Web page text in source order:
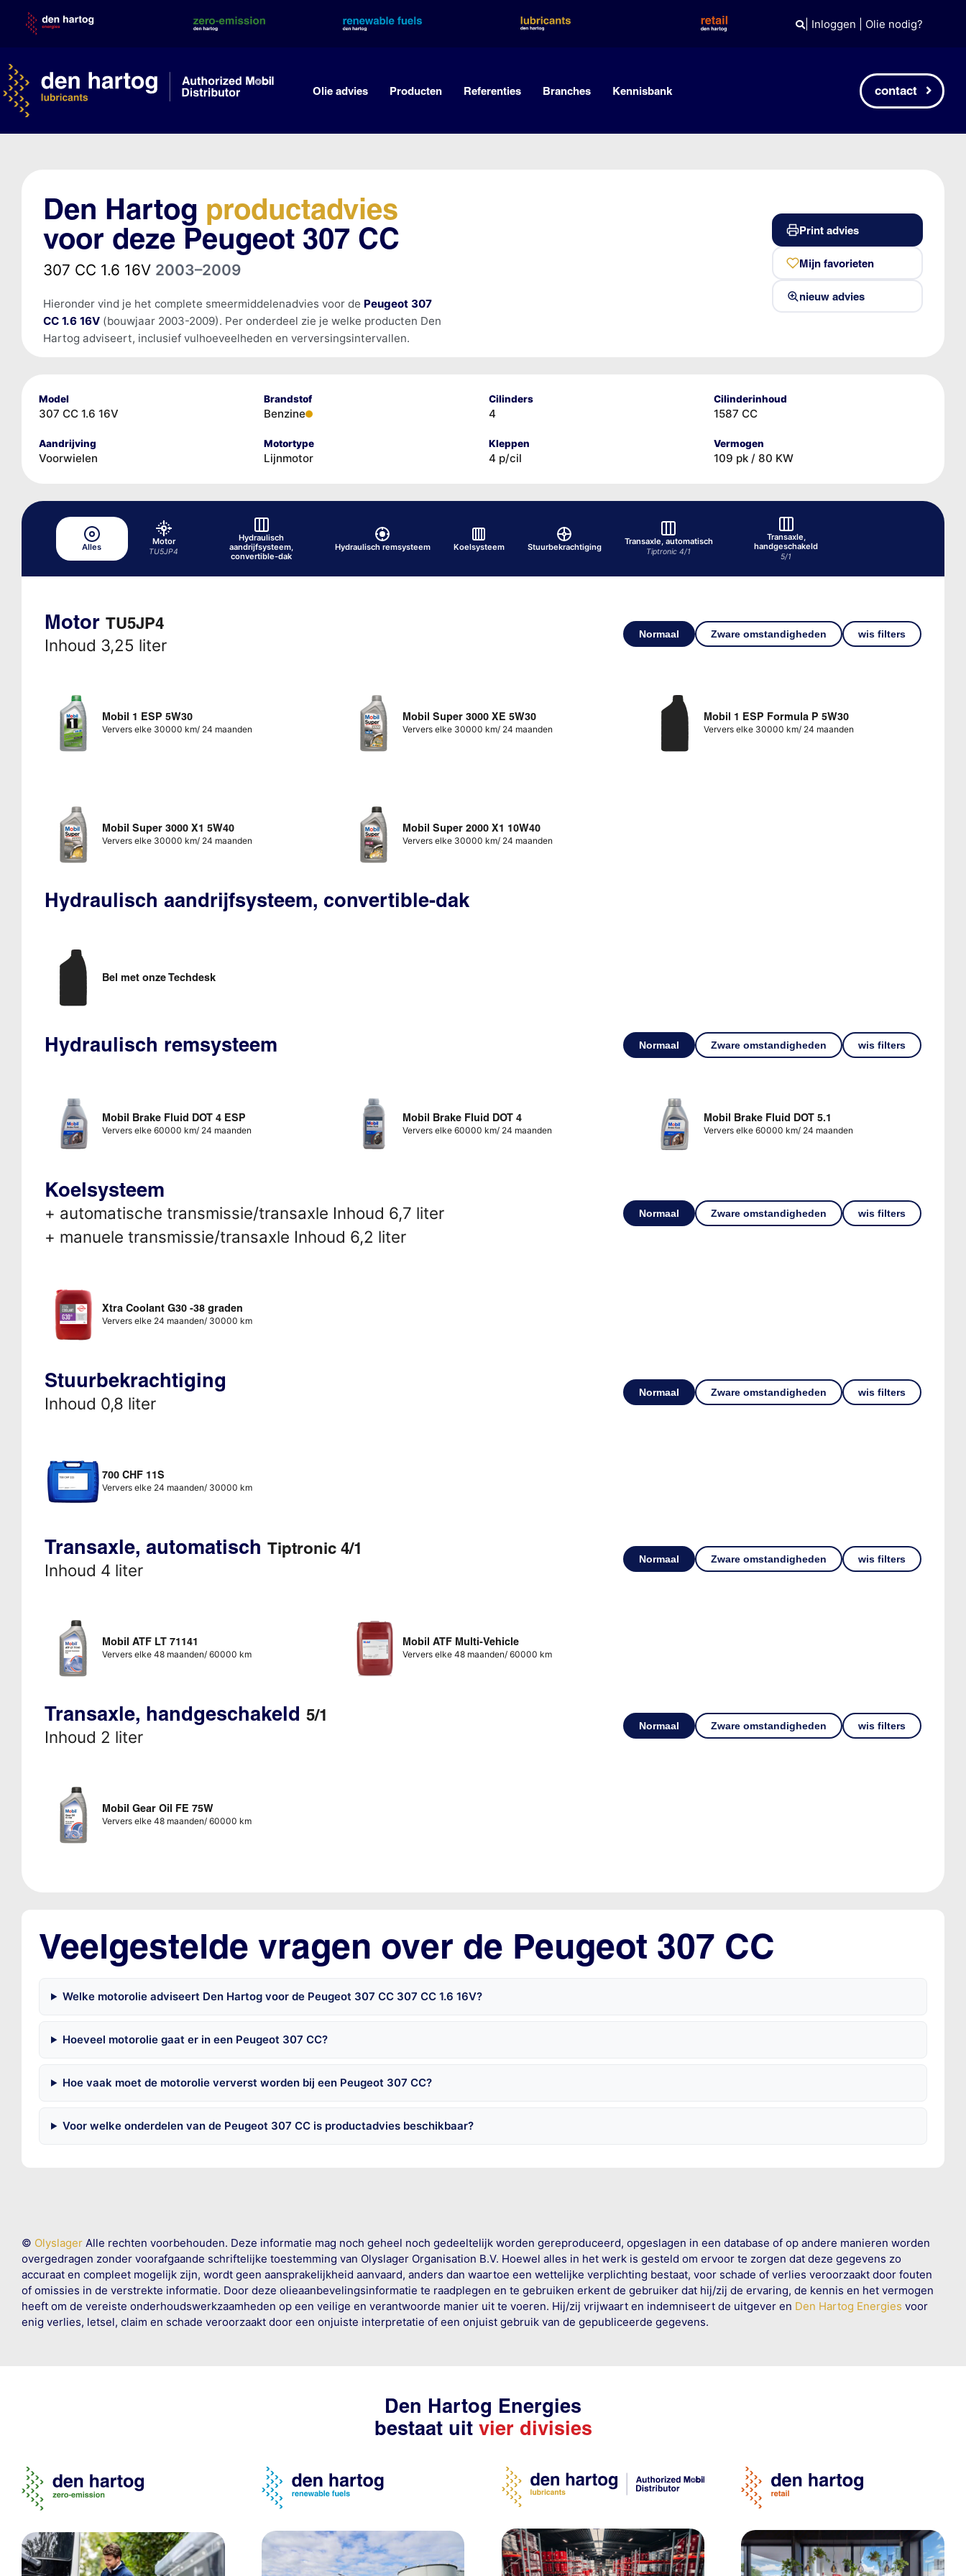
content
| Inloggen Olie nodig?
Olie advies Producten Referenties Branches Kennisbank contact
Den Hartog productadvies
voor deze Peugeot 307 CC
307 CC 1.6 16V 2003–2009
Hieronder vind je het complete smeermiddelenadvies voor de Peugeot 307
CC 1.6 16V(bouwjaar 2003-2009). Per onderdeel zie je welke producten Den
Hartog adviseert, inclusief vulhoeveelheden en verversingsintervallen.
Print advies
Mijn favorieten
nieuw advies
Model
307 CC 1.6 16V
Brandstof
Benzine
Cilinders
4
Cilinderinhoud
1587 CC
Aandrijving
Voorwielen
Motortype
Lijnmotor
Kleppen
4 p/cil
Vermogen
109 pk / 80 KW
Alles
Motor
TU5JP4
Hydraulisch
aandrijfsysteem,
convertible-dak
Hydraulisch remsysteem Koelsysteem Stuurbekrachtiging
Transaxle, automatisch
Tiptronic 4/1
Transaxle,
handgeschakeld
5/1
Motor TU5JP4
Inhoud 3,25 liter
Normaal Zware omstandigheden wis filters
Mobil 1 ESP 5W30
Ververs elke 30000 km/ 24 maanden
Mobil Super 3000 XE 5W30
Ververs elke 30000 km/ 24 maanden
Mobil 1 ESP Formula P 5W30
Ververs elke 30000 km/ 24 maanden
Mobil Super 3000 X1 5W40
Ververs elke 30000 km/ 24 maanden
Mobil Super 2000 X1 10W40
Ververs elke 30000 km/ 24 maanden
Hydraulisch aandrijfsysteem, convertible-dak
Bel met onze Techdesk
Hydraulisch remsysteem Normaal Zware omstandigheden wis filters
Mobil Brake Fluid DOT 4 ESP
Ververs elke 60000 km/ 24 maanden
Mobil Brake Fluid DOT 4
Ververs elke 60000 km/ 24 maanden
Mobil Brake Fluid DOT 5.1
Ververs elke 60000 km/ 24 maanden
Koelsysteem
+ automatische transmissie/transaxle Inhoud 6,7 liter
+ manuele transmissie/transaxle Inhoud 6,2 liter
Normaal Zware omstandigheden wis filters
Xtra Coolant G30 -38 graden
Ververs elke 24 maanden/ 30000 km
Stuurbekrachtiging
Inhoud 0,8 liter
Normaal Zware omstandigheden wis filters
700 CHF 11S
Ververs elke 24 maanden/ 30000 km
Transaxle, automatisch Tiptronic 4/1
Inhoud 4 liter
Normaal Zware omstandigheden wis filters
Mobil ATF LT 71141
Ververs elke 48 maanden/ 60000 km
Mobil ATF Multi-Vehicle
Ververs elke 48 maanden/ 60000 km
Transaxle, handgeschakeld 5/1
Inhoud 2 liter
Normaal Zware omstandigheden wis filters
Mobil Gear Oil FE 75W
Ververs elke 48 maanden/ 60000 km
Veelgestelde vragen over de Peugeot 307 CC
Welke motorolie adviseert Den Hartog voor de Peugeot 307 CC 307 CC 1.6 16V?
Hoeveel motorolie gaat er in een Peugeot 307 CC?
Hoe vaak moet de motorolie ververst worden bij een Peugeot 307 CC?
Voor welke onderdelen van de Peugeot 307 CC is productadvies beschikbaar?
© OlyslagerAlle rechten voorbehouden. Deze informatie mag noch geheel noch gedeeltelijk worden gereproduceerd, opgeslagen in een database of op andere manieren worden
overgedragen zonder voorafgaande schriftelijke toestemming van Olyslager Organisation B.V. Hoewel alles in het werk is gesteld om ervoor te zorgen dat deze gegevens zo
accuraat en compleet mogelijk zijn, wordt geen aansprakelijkheid aanvaard, anders dan waartoe een wettelijke verplichting bestaat, voor schade of verlies veroorzaakt door fouten
of omissies in de verstrekte informatie. Door deze olieaanbevelingsinformatie te raadplegen en te gebruiken erkent de gebruiker dat hij/zij de ervaring, de kennis en het vermogen
heeft om de vereiste onderhoudswerkzaamheden op een veilige en verantwoorde manier uit te voeren. Hij/zij vrijwaart en indemniseert de uitgever en Den Hartog Energies voor
enig verlies, letsel, claim en schade veroorzaakt door een onjuiste interpretatie of een onjuist gebruik van de gepubliceerde gegevens.
Den Hartog Energies
bestaat uit vier divisies